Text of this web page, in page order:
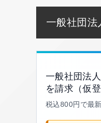
一般社団法
一般社団法
を請求（仮登
税込800円で最